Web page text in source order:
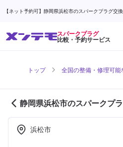
【ネット予約可】静岡県浜松市のスパークプラグ交
スパークプラグ
比較・予約サービス
トップ 全国の整備・修理可能
静岡県浜松市のスパークプ
応店舗紹介 (1ページ目)
浜松市